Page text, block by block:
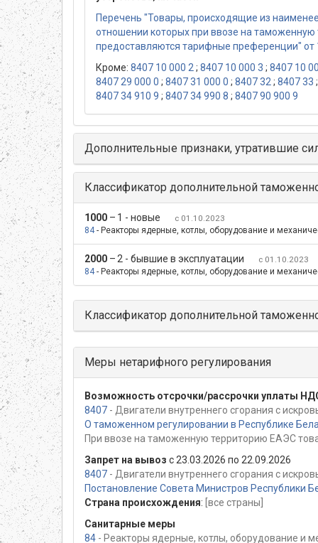
Перечень "Товары, происходящие из
отношении которых при ввозе на
предоставляются тарифные преференции" от
Кроме: 8407 10 000 2 ; 8407 10 000 3 ; 8407 10
8407 29 000 0 ; 8407 31 000 0 ; 8407 32 ; 8407 33 ;
8407 34 910 9 ; 8407 34 990 8 ; 8407 90 900 9
Дополнительные признаки, утратившие
Классификатор дополнительной
1000 – 1 - новые
с 01.10.2023
84- Реакторы ядерные, котлы, оборудование и
2000 – 2 - бывшие в эксплуатации
с 01.10.2023
84- Реакторы ядерные, котлы, оборудование и
Классификатор дополнительной
Меры нетарифного регулирования
Возможность отсрочки/рассрочки уплаты
8407 - Двигатели внутреннего сгорания с
О таможенном регулировании в Республике
При ввозе на таможенную территорию ЕАЭС
Запрет на вывоз с 23.03.2026 по 22.09.2026
8407 - Двигатели внутреннего сгорания с
Постановление Совета Министров Республики
Страна происхождения: [все страны]
Санитарные меры
84 - Реакторы ядерные, котлы, оборудование и